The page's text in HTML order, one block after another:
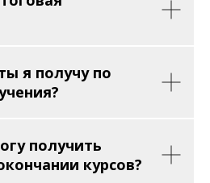
я получу по
получить
курсов?